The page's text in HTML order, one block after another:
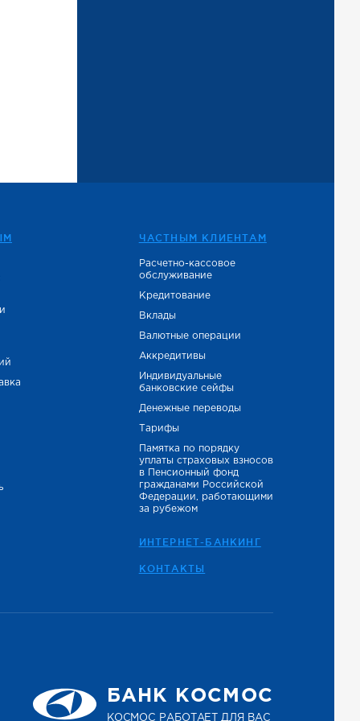
ЧАСТНЫМ КЛИЕНТАМ
Расчетно-кассовое
обслуживание
Кредитование
Вклады
Валютные операции
Аккредитивы
Индивидуальные
банковские сейфы
Денежные переводы
Тарифы
Памятка по порядку
уплаты страховых взносов
в Пенсионный фонд
гражданами Российской
Федерации, работающими
за рубежом
ИНТЕРНЕТ-БАНКИНГ
КОНТАКТЫ
БАНК КОСМОС
КОСМОС РАБОТАЕТ ДЛЯ ВАС